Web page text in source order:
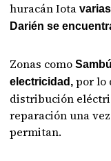
huracán Iota
Darién se
Zonas como
electricidad,por lo
distribución
reparación una
permitan.